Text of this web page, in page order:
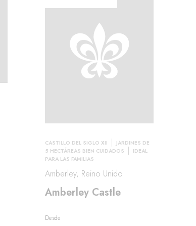
CASTILLO DEL SIGLO XII
JARDINES DE
5 HECTÁREAS BIEN CUIDADOS
IDEAL
PARA LAS FAMILIAS
Amberley, Reino Unido
Amberley Castle
Desde